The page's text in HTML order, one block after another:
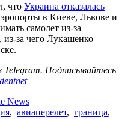
что Украина отказалась
в Киеве, Львове и
самолет из-за
за чего Лукашенко
Telegram. Подписывайтесь
News
, авиаперелет, граница,